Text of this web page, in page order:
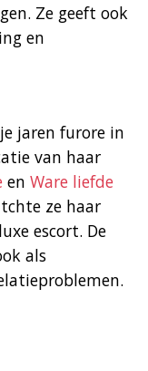
Ze geeft ook
en
jaren furore in
van haar
en Ware liefde
ze haar
escort. De
als